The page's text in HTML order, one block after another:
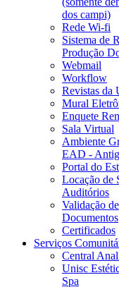
dos campi)
Rede Wi-fi
Sistema de
Produção
Webmail
Workflow
Revistas da
Mural
Enquete
Sala Virtual
Ambiente
EAD -
Portal do
Locação de
Auditórios
Validação de
Documentos
Certificados
Serviços
Central
Unisc
Spa